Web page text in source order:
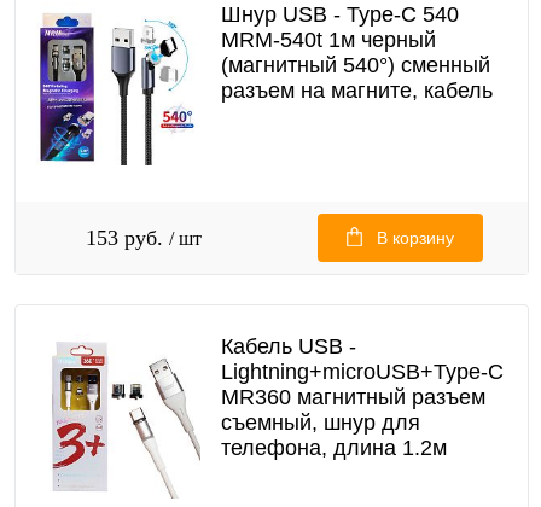
Шнур USB - Type-C 540
MRM-540t 1м черный
(магнитный 540°) сменный
разъем на магните, кабель
153 руб. / шт В корзину
Кабель USB -
Lightning+microUSB+Type-C
MR360 магнитный разъем
съемный, шнур для
телефона, длина 1.2м